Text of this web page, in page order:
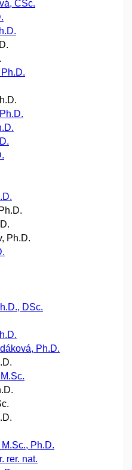
CSc.
Ph.D.
DSc.
Ph.D.
Ph.D.
rer. nat.